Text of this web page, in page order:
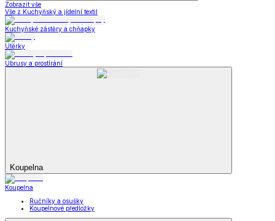
Zobrazit vše
Vše z Kuchyňský a jídelní textil
Kuchyňské zástěry a chňapky
Utěrky
Ubrusy a prostírání
Koupelna
Koupelna
Ručníky a osušky
Koupelnové předložky